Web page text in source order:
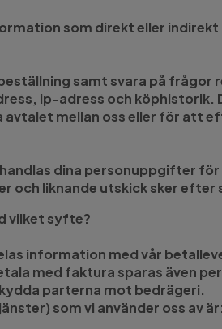
som direkt eller
samt svara på
ip-adress och köphistorik.
mellan oss eller för att
dina personuppgifter
och liknande utskick sker efter
vilket syfte?
information med vår
med faktura sparas
parterna mot bedrägeri.
som vi använder oss av är: